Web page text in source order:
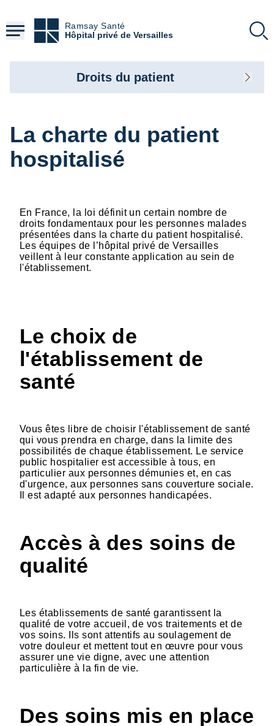
contenu
principal
Ramsay Santé
Hôpital privé de Versailles
La charte du patient
hospitalisé
En France, la loi définit un certain nombre de
droits fondamentaux pour les personnes malades
présentées dans la charte du patient hospitalisé.
Les équipes de l’hôpital privé de Versailles
veillent à leur constante application au sein de
l'établissement.
Le choix de
l'établissement de
santé
Vous êtes libre de choisir l'établissement de santé
qui vous prendra en charge, dans la limite des
possibilités de chaque établissement. Le service
public hospitalier est accessible à tous, en
particulier aux personnes démunies et, en cas
d'urgence, aux personnes sans couverture sociale.
Il est adapté aux personnes handicapées.
Accès à des soins de
qualité
Les établissements de santé garantissent la
qualité de votre accueil, de vos traitements et de
vos soins. Ils sont attentifs au soulagement de
votre douleur et mettent tout en œuvre pour vous
assurer une vie digne, avec une attention
particulière à la fin de vie.
Des soins mis en place
Droits du patient